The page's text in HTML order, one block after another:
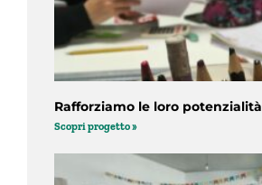
Rafforziamo le loro potenzialità
Scopri progetto »